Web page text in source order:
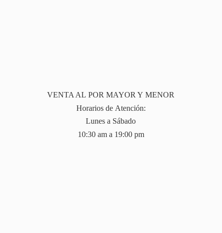
VENTA AL POR MAYOR Y MENOR
Horarios de Atención:
Lunes a Sábado
10:30 am a 19:00 pm